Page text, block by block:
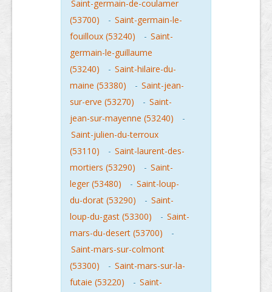
Saint-germain-de-coulamer
(53700)
- Saint-germain-le-
fouilloux (53240)
- Saint-
germain-le-guillaume
(53240)
- Saint-hilaire-du-
maine (53380)
- Saint-jean-
sur-erve (53270)
- Saint-
jean-sur-mayenne (53240)
-
Saint-julien-du-terroux
(53110)
- Saint-laurent-des-
mortiers (53290)
- Saint-
leger (53480)
- Saint-loup-
du-dorat (53290)
- Saint-
loup-du-gast (53300)
- Saint-
mars-du-desert (53700)
-
Saint-mars-sur-colmont
(53300)
- Saint-mars-sur-la-
futaie (53220)
- Saint-